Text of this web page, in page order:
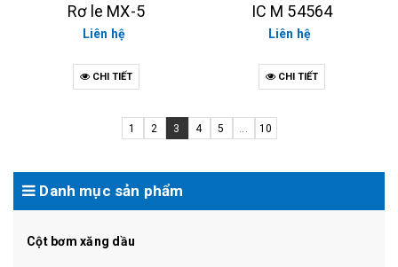
Rơ le MX-5
Liên hệ
CHI TIẾT
IC M 54564
Liên hệ
CHI TIẾT
1 2 3 4 5 ... 10
Danh mục sản phẩm
Cột bơm xăng dầu